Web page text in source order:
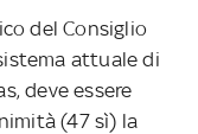
del Consiglio
attuale di
deve essere
(47 sì) la